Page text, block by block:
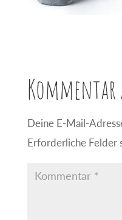
Kommentar
Deine E-Mail-
Erforderliche Felder